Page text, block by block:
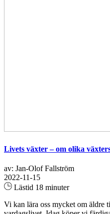
Livets växter – om olika
av: Jan-Olof Fallström
2022-11-15
Lästid 18 minuter
Vi kan lära oss mycket om äldre